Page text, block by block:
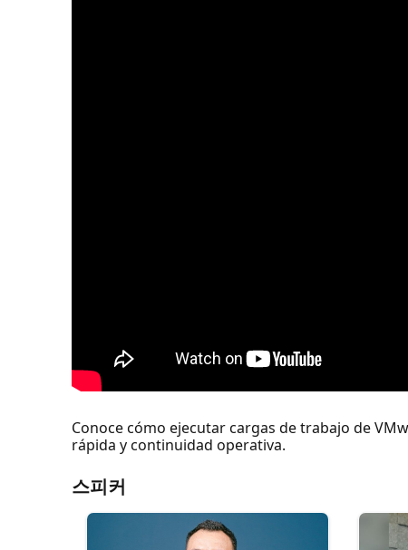
Conoce cómo ejecutar cargas de trabajo de
rápida y continuidad operativa.
스피커